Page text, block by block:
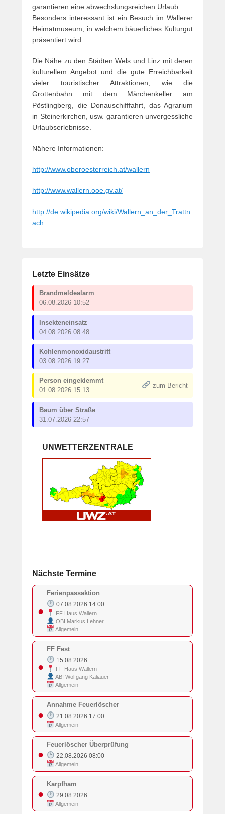
garantieren eine abwechslungsreichen Urlaub.
Besonders interessant ist ein Besuch im Wallerer
Heimatmuseum, in welchem bäuerliches Kulturgut
präsentiert wird.
Die Nähe zu den Städten Wels und Linz mit deren
kulturellem Angebot und die gute Erreichbarkeit
vieler touristischer Attraktionen, wie die
Grottenbahn mit dem Märchenkeller am
Pöstlingberg, die Donauschifffahrt, das Agrarium
in Steinerkirchen, usw. garantieren unvergessliche
Urlaubserlebnisse.
Nähere Informationen:
http://www.oberoesterreich.at/wallern
http://www.wallern.ooe.gv.at/
http://de.wikipedia.org/wiki/Wallern_an_der_Trattn
ach
Letzte Einsätze
Brandmeldealarm
06.08.2026 10:52
Insekteneinsatz
04.08.2026 08:48
Kohlenmonoxidaustritt
03.08.2026 19:27
Person eingeklemmt
01.08.2026 15:13
zum Bericht
Baum über Straße
31.07.2026 22:57
UNWETTERZENTRALE
Nächste Termine
●
Ferienpassaktion
07.08.2026 14:00
FF Haus Wallern
OBI Markus Lehner
Allgemein
●
FF Fest
15.08.2026
FF Haus Wallern
ABI Wolfgang Kaliauer
Allgemein
●
Annahme Feuerlöscher
21.08.2026 17:00
Allgemein
●
Feuerlöscher Überprüfung
22.08.2026 08:00
Allgemein
●
Karpfham
29.08.2026
Allgemein